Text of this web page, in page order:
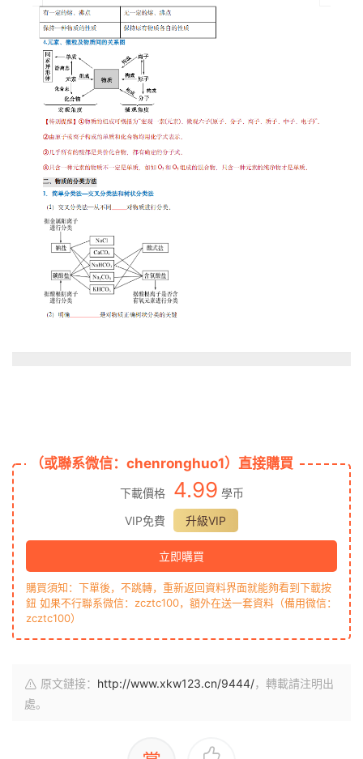
（或聯系微信：chenronghuo1）直接購買
下載價格 4.99 學币
VIP免費
升級VIP
立即購買
購買須知：下單後，不跳轉，重新返回資料界面就能夠看到下載按
鈕 如果不行聯系微信：zcztc100，額外在送一套資料（備用微信：
zcztc100）
原文鏈接： http://www.xkw123.cn/9444/，轉載請注明出
處。